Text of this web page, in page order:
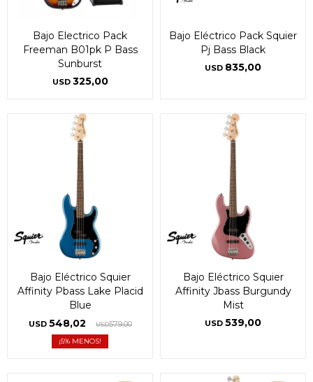
Bajo Electrico Pack
Freeman B01pk P Bass
Sunburst
USD 325,00
Bajo Eléctrico Pack Squier
Pj Bass Black
USD 835,00
Bajo Eléctrico Squier
Affinity Pbass Lake Placid
Blue
USD 548,02 USD579,00
5
Bajo Eléctrico Squier
Affinity Jbass Burgundy
Mist
USD 539,00